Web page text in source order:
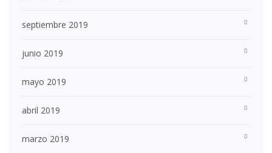
septiembre 2019
junio 2019
mayo 2019
abril 2019
marzo 2019